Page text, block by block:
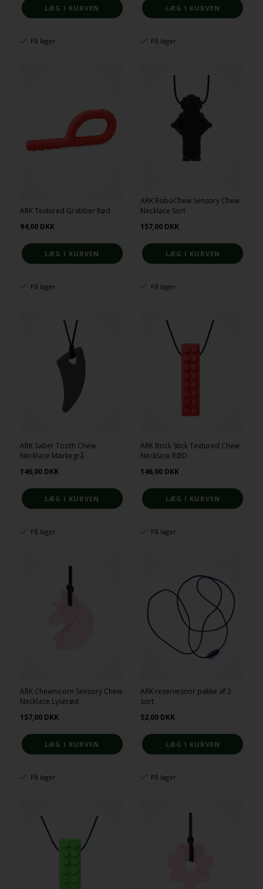
På lager På lager
ARK Textured Grabber Rød
94,00 DKK
På lager
ARK RoboChew Sensory Chew
Necklace Sort
157,00 DKK
På lager
ARK Saber Tooth Chew
Necklace Mørkegrå
146,00 DKK
På lager
ARK Brick Stick Textured Chew
Necklace RØD
146,00 DKK
På lager
ARK Chewnicorn Sensory Chew
Necklace Lyserød
157,00 DKK
På lager
ARK reservesnor pakke af 2
sort
52,00 DKK
På lager